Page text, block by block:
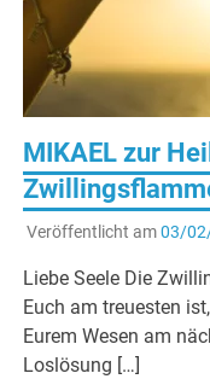
MIKAEL zur
Veröffentlicht am03/
Liebe Seele Die
Euch am treuesten
Eurem Wesen am
Loslösung […]